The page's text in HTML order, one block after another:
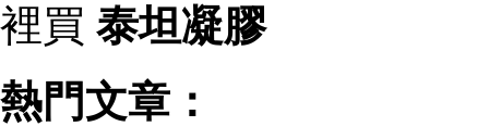
裡買 泰坦凝膠
熱門文章：